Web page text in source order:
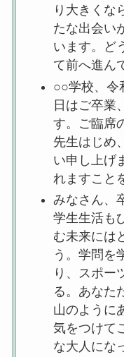
り大きくな
たな出会い
います。ど
て前へ進ん
○○学校、
日はご卒業
す。ご臨席
先生はじめ
い申し上げ
れますこと
みなさん、
学生生活も
む未来には
う。学問を
り、スポー
る。あなた
山のように
気をつけて
な大人にな